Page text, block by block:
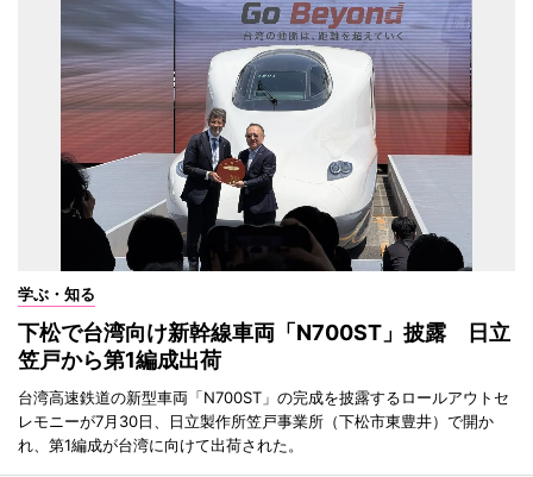
学ぶ・知る
下松で台湾向け新幹線車両「N700ST」披露 日立
笠戸から第1編成出荷
台湾高速鉄道の新型車両「N700ST」の完成を披露するロールアウトセ
レモニーが7月30日、日立製作所笠戸事業所（下松市東豊井）で開か
れ、第1編成が台湾に向けて出荷された。